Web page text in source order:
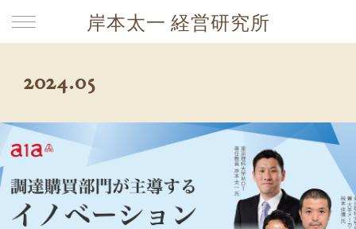
岸本太一 経営研究所
2024.05